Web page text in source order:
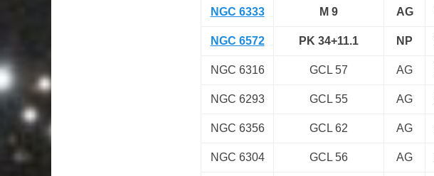
NGC 6333 M 9 AG
NGC 6572 PK 34+11.1 NP
NGC 6316 GCL 57 AG
NGC 6293 GCL 55 AG
NGC 6356 GCL 62 AG
NGC 6304 GCL 56 AG